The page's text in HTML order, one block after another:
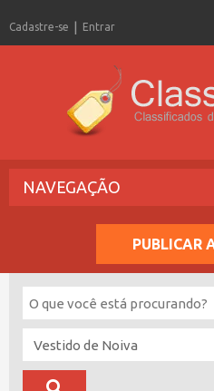
Cadastre-se Entrar
NAVEGAÇÃO
PUBLICAR